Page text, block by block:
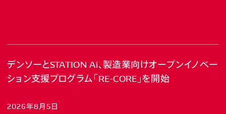
デンソーとSTATION Ai、製造業向けオープンイノベー
ション支援プログラム「RE-CORE」を開始
2026年8月5日